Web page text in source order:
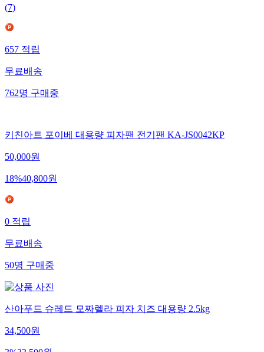
(7)
657 적립
무료배송
762명 구매중
키친아트 포이베 대용량 피자팬 전기팬 KA-JS0042KP
50,000원
18%40,800원
0 적립
무료배송
50명 구매중
산아푸드 슈레드 모짜렐라 피자 치즈 대용량 2.5kg
34,500원